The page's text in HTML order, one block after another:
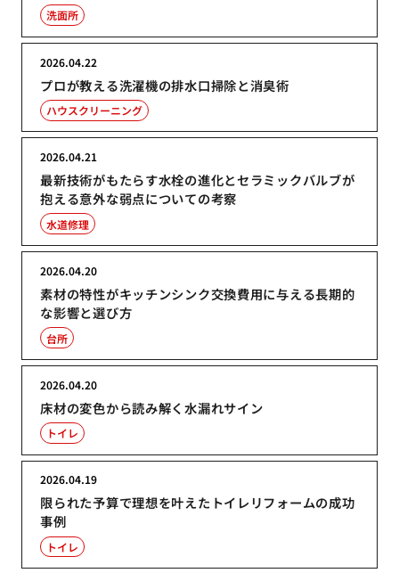
洗面所
プロが教える洗濯機の排水口掃除と消臭術
2026.04.22
ハウスクリーニング
最新技術がもたらす水栓の進化とセラミックバルブが
抱える意外な弱点についての考察
2026.04.21
水道修理
素材の特性がキッチンシンク交換費用に与える長期的
な影響と選び方
2026.04.20
台所
床材の変色から読み解く水漏れサイン
2026.04.20
トイレ
限られた予算で理想を叶えたトイレリフォームの成功
事例
2026.04.19
トイレ